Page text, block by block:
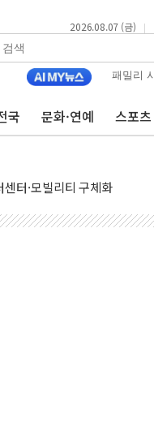
2026.08.07 (금) |
패밀리
국 문화·연예 스포츠
순이익 21% 증가" 전망
토… 거짓 깃발 작전"
샌디스크·피그마·앱러빈↓
법 개정 논의"
강세
입이 더 큰 변수"